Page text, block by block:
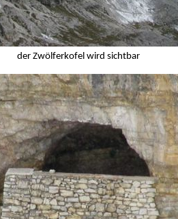
der Zwölferkofel wird sichtbar